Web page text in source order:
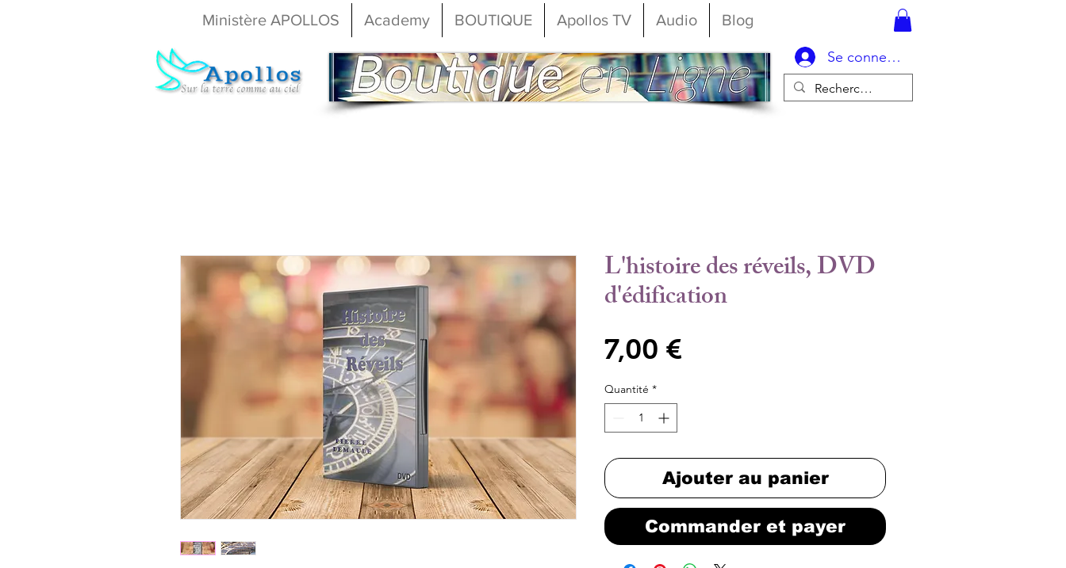
Ministère APOLLOS Academy BOUTIQUE Apollos TV Audio Blog
Se connecter
L'histoire des réveils, DVD
d'édification
7,00 €
Quantité *
Ajouter au panier
Commander et payer